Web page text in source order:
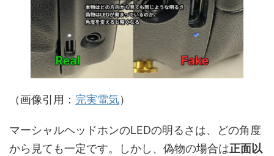
（画像引用： 完実電気）
マーシャルヘッドホンのLEDの明るさは、どの角度
から見ても一定です。しかし、偽物の場合は正面以